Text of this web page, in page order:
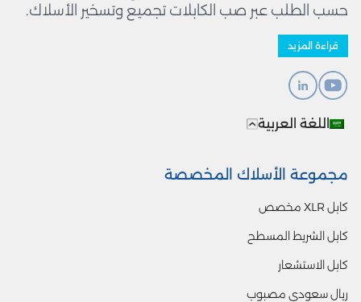
حسب الطلب عبر صب الكابلات تجميع وتسخير الأسلاك.
قراءة المزيد
اللغة العربية
مجموعة الأسلاك المخصصة
كابل XLR مخصص
كابل الشريط المسطح
كابل الاستشعار
ريال سعودي مصبوب